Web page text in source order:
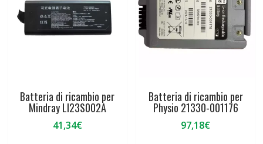
Batteria di ricambio per
Mindray LI23S002A
41,34€
Batteria di ricambio per
Physio 21330-001176
97,18€